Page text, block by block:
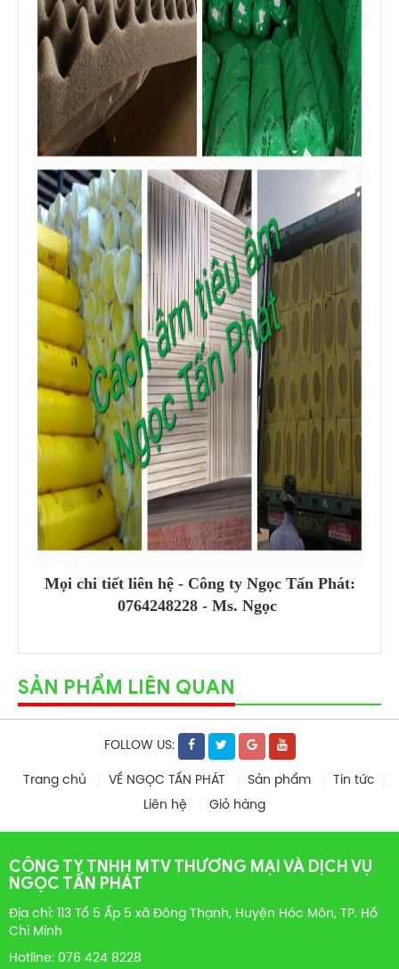
Mọi chi tiết liên hệ - Công ty Ngọc Tấn Phát:
0764248228 - Ms. Ngọc
SẢN PHẨM LIÊN QUAN
FOLLOW US:
Trang chủ VỀ NGỌC TẤN PHÁT Sản phẩm
Tin tức
Liên hệ
Giỏ hàng
CÔNG TY TNHH MTV THƯƠNG MẠI VÀ DỊCH VỤ
NGỌC TẤN PHÁT
Địa chỉ: 113 Tổ 5 Ấp 5 xã Đông Thạnh, Huyện Hóc Môn, TP. Hồ
Chí Minh
Hotline: 076 424 8228